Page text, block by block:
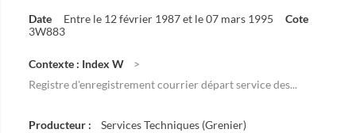
Date Entre le 12 février 1987 et le 07 mars 1995
Cote
3W883
Contexte : Index W
Registre d'enregistrement courrier départ service des...
Producteur : Services Techniques (Grenier)